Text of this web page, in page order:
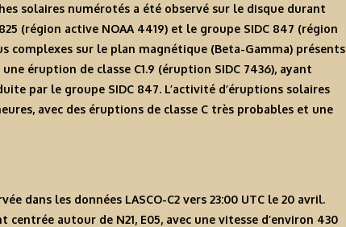
solaires numérotés a été observé sur le disque durant
(région active NOAA 4419) et le groupe SIDC 847 (région
complexes sur le plan magnétique (Beta-Gamma) présents
éruption de classe C1.9 (éruption SIDC 7436), ayant
par le groupe SIDC 847. L’activité d’éruptions solaires
avec des éruptions de classe C très probables et une
dans les données LASCO-C2 vers 23:00 UTC le 20 avril.
autour de N21, E05, avec une vitesse d’environ 430